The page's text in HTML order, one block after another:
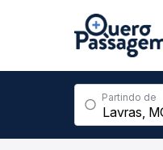
Partindo de